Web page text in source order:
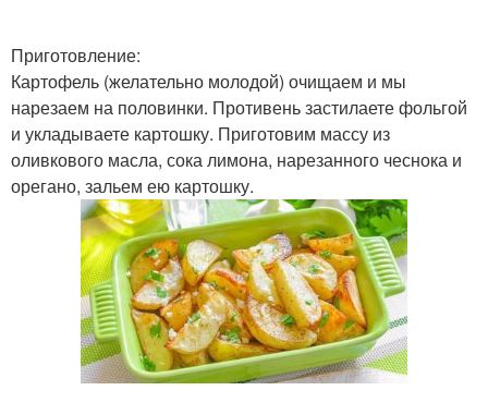
Приготовление:
Картофель (желательно молодой) очищаем и мы
нарезаем на половинки. Противень застилаете фольгой
и укладываете картошку. Приготовим массу из
оливкового масла, сока лимона, нарезанного чеснока и
орегано, зальем ею картошку.